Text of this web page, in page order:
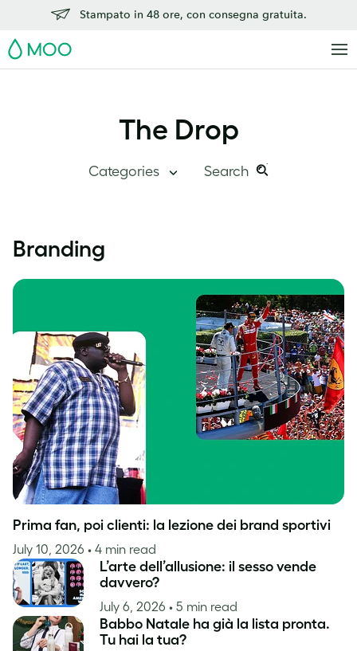
Stampato in 48 ore, con consegna gratuita.
MOO
The Drop
Categories Search
Dentro MOO
Storie di successo
Ispirazione
this
site:
Search
Branding
Prima fan, poi clienti: la lezione dei brand sportivi
July 10, 2026 • 4 min read
L’arte dell’allusione: il sesso vende
davvero?
July 6, 2026 • 5 min read
Babbo Natale ha già la lista pronta.
Tu hai la tua?